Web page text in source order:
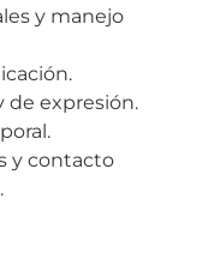
y manejo
de expresión.
y contacto